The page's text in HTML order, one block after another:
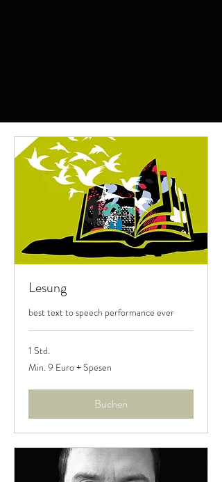
Lesung
best text to speech performance ever
1 Std.
Min.
9
Min. 9 Euro + Spesen
Buchen